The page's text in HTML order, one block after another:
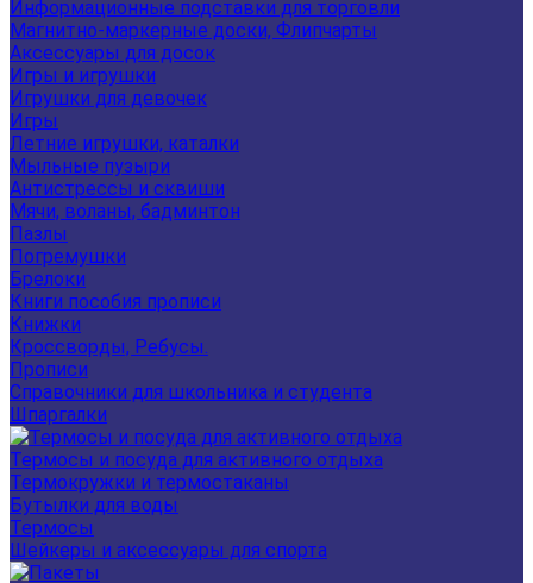
Информационные подставки для торговли
Магнитно-маркерные доски, Флипчарты
Аксессуары для досок
Игры и игрушки
Игрушки для девочек
Игры
Летние игрушки, каталки
Мыльные пузыри
Антистрессы и сквиши
Мячи, воланы, бадминтон
Пазлы
Погремушки
Брелоки
Книги пособия прописи
Книжки
Кроссворды, Ребусы.
Прописи
Справочники для школьника и студента
Шпаргалки
Термосы и посуда для активного отдыха
Термокружки и термостаканы
Бутылки для воды
Термосы
Шейкеры и аксессуары для спорта